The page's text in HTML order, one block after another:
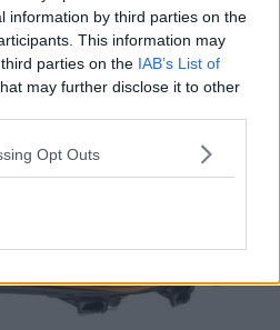
information by third parties on the
This information may
parties on the IAB’s List of
may further disclose it to other
Opt Outs
10 - Orange